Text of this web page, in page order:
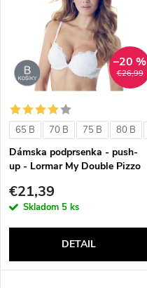
t
o
v
t
o
v
€26,99
–20 %
65 B 70 B 75 B 80 B
Dámska podprsenka - push-
up - Lormar My Double Pizzo
€21,39
Skladom 5 ks
DETAIL